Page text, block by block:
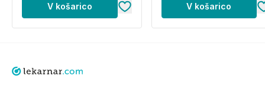
V košarico V košarico